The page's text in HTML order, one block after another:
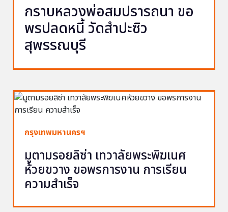
กราบหลวงพ่อสมปรารถนา ขอ
พรปลดหนี้ วัดสำปะซิว
สุพรรณบุรี
กรุงเทพมหานครฯ
มูตามรอยลิซ่า เทวาลัยพระพิฆเนศ
ห้วยขวาง ขอพรการงาน การเรียน
ความสำเร็จ